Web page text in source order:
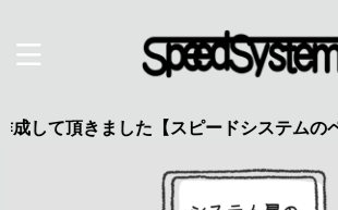
した【スピードシステムのページを見